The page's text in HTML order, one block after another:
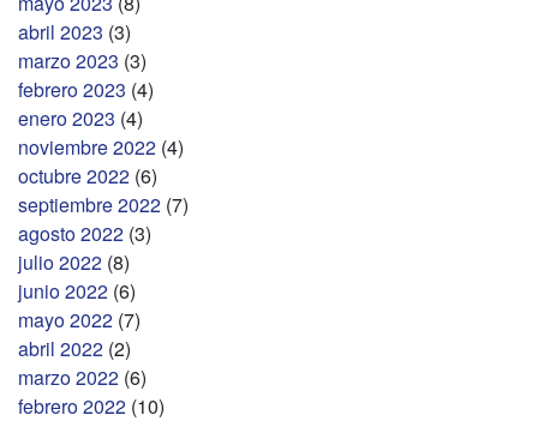
abril 2023 (3)
marzo 2023 (3)
febrero 2023 (4)
enero 2023 (4)
noviembre 2022 (4)
octubre 2022 (6)
septiembre 2022 (7)
agosto 2022 (3)
julio 2022 (8)
junio 2022 (6)
mayo 2022 (7)
abril 2022 (2)
marzo 2022 (6)
febrero 2022 (10)